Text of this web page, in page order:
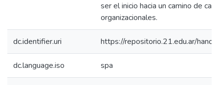
ser el inicio hacia un camino de
organizacionales.
dc.identifier.uri https://repositorio.21.edu.ar/
dc.language.iso spa